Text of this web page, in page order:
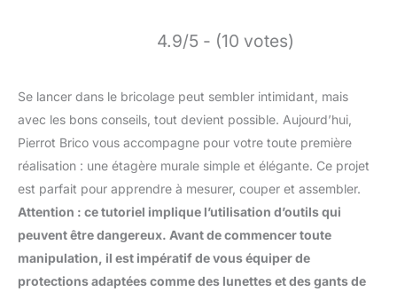
4.9/5 - (10 votes)
Se lancer dans le bricolage peut sembler intimidant, mais
avec les bons conseils, tout devient possible. Aujourd’hui,
Pierrot Brico vous accompagne pour votre toute première
réalisation : une étagère murale simple et élégante. Ce projet
est parfait pour apprendre à mesurer, couper et assembler.
Attention : ce tutoriel implique l’utilisation d’outils qui
peuvent être dangereux. Avant de commencer toute
manipulation, il est impératif de vous équiper de
protections adaptées comme des lunettes et des gants de